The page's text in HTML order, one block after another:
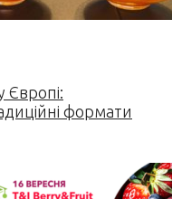
Європі:
формати